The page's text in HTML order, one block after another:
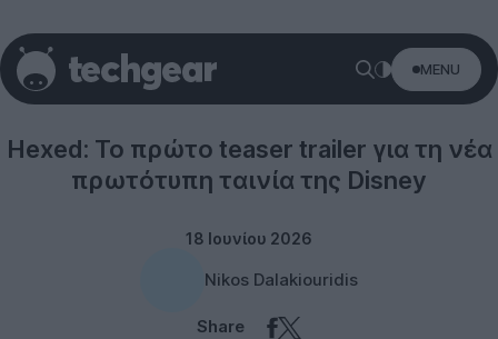
MENU
Entertainment
Hexed: Το πρώτο teaser trailer για τη νέα
πρωτότυπη ταινία της Disney
18 Ιουνίου 2026
Nikos Dalakiouridis
Share